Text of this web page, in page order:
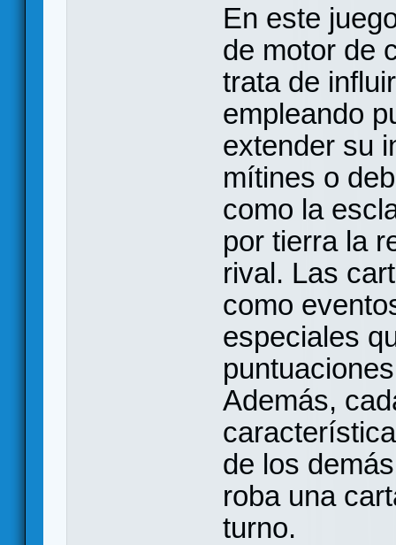
En este
de motor de
trata de
empleando
extender su
mítines o
como la
por tierra la
rival. Las
como
especiales
Además,
de los
roba una
turno.